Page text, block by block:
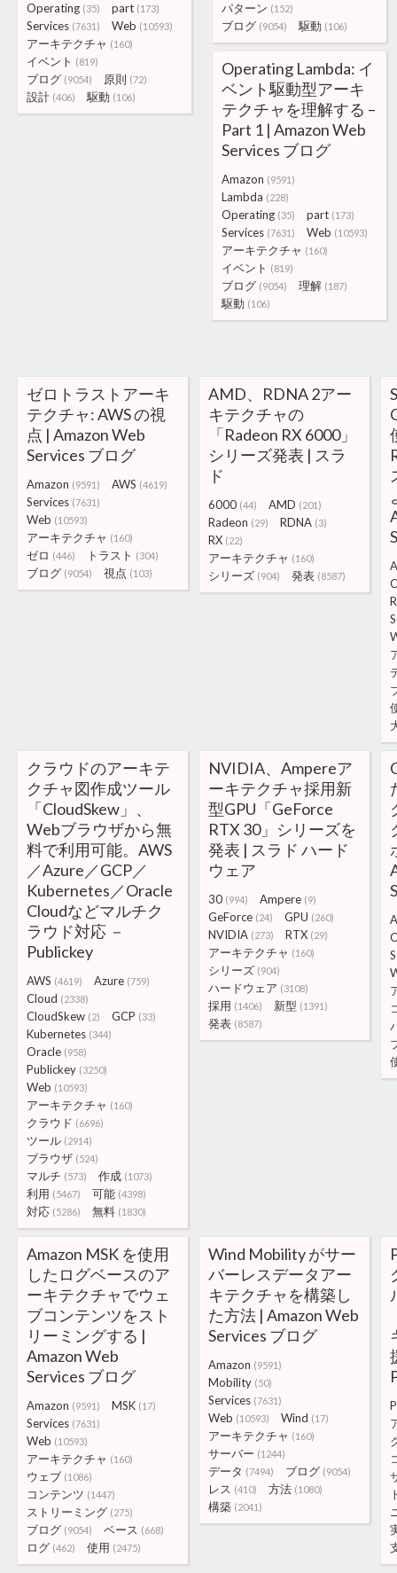
パターン (152)
ブログ (9054) 駆動 (106)
Operating (35) part (173)
Services (7631) Web (10593)
アーキテクチャ (160)
イベント (819)
ブログ (9054) 原則 (72)
設計 (406) 駆動 (106)
Operating Lambda: イ
ベント駆動型アーキ
テクチャを理解する –
Part 1 | Amazon Web
Services ブログ
Amazon (9591)
Lambda (228)
Operating (35) part (173)
Services (7631) Web (10593)
アーキテクチャ (160)
イベント (819)
ブログ (9054) 理解 (187)
駆動 (106)
ゼロトラストアーキ
テクチャ: AWS の視
点 | Amazon Web
Services ブログ
Amazon (9591) AWS (4619)
Services (7631)
Web (10593)
アーキテクチャ (160)
ゼロ (446) トラスト (304)
ブログ (9054) 視点 (103)
AMD、RDNA 2アー
キテクチャの
「Radeon RX 6000」
シリーズ発表 | スラ
ド
6000 (44) AMD (201)
Radeon (29) RDNA (3)
RX (22)
アーキテクチャ (160)
シリーズ (904) 発表 (8587)
クラウドのアーキテ
クチャ図作成ツール
「CloudSkew」、
Webブラウザから無
料で利用可能。AWS
／Azure／GCP／
Kubernetes／Oracle
Cloudなどマルチク
ラウド対応 －
Publickey
AWS (4619) Azure (759)
Cloud (2338)
CloudSkew (2) GCP (33)
Kubernetes (344)
Oracle (958)
Publickey (3250)
Web (10593)
アーキテクチャ (160)
クラウド (6696)
ツール (2914)
ブラウザ (524)
マルチ (573) 作成 (1073)
利用 (5467) 可能 (4398)
対応 (5286) 無料 (1830)
NVIDIA、Ampereア
ーキテクチャ採用新
型GPU「GeForce
RTX 30」シリーズを
発表 | スラド ハード
ウェア
30 (994) Ampere (9)
GeForce (24) GPU (260)
NVIDIA (273) RTX (29)
アーキテクチャ (160)
シリーズ (904)
ハードウェア (3108)
採用 (1406) 新型 (1391)
発表 (8587)
Amazon MSK を使用
したログベースのア
ーキテクチャでウェ
ブコンテンツをスト
リーミングする |
Amazon Web
Services ブログ
Amazon (9591) MSK (17)
Services (7631)
Web (10593)
アーキテクチャ (160)
ウェブ (1086)
コンテンツ (1447)
ストリーミング (275)
ブログ (9054) ベース (668)
ログ (462) 使用 (2475)
Wind Mobility がサー
バーレスデータアー
キテクチャを構築し
た方法 | Amazon Web
Services ブログ
Amazon (9591)
Mobility (50)
Services (7631)
Web (10593) Wind (17)
アーキテクチャ (160)
サーバー (1244)
データ (7494) ブログ (9054)
レス (410) 方法 (1080)
構築 (2041)